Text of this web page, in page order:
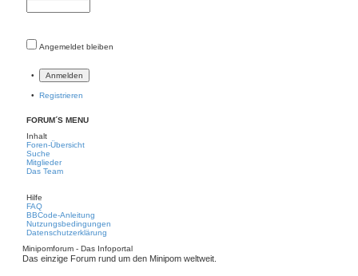
Angemeldet bleiben
•
• Registrieren
FORUM´S MENU
Inhalt
Foren-Übersicht
Suche
Mitglieder
Das Team
Hilfe
FAQ
BBCode-Anleitung
Nutzungsbedingungen
Datenschutzerklärung
Minipomforum - Das Infoportal
Das einzige Forum rund um den Minipom weltweit.